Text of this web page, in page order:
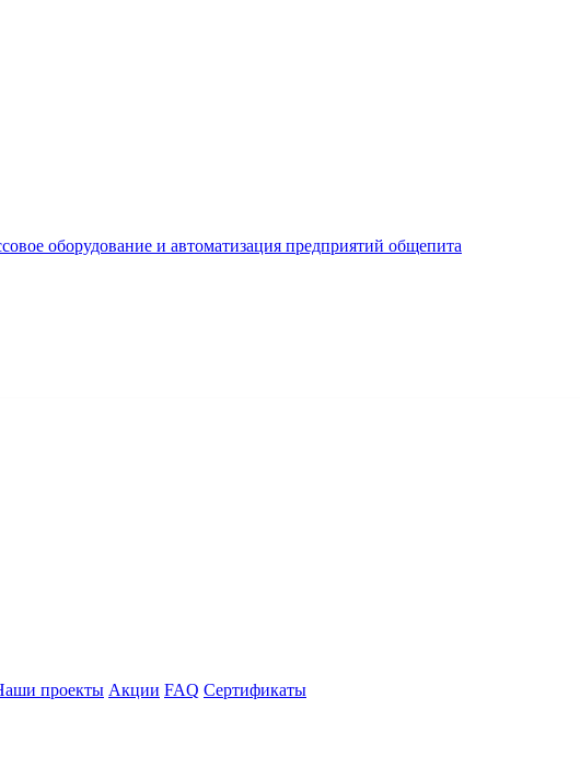
оборудование и автоматизация предприятий общепита
проекты Акции FAQ Сертификаты